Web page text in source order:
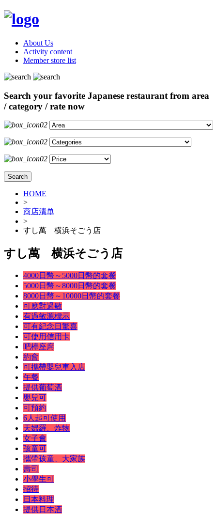
About Us
Activity content
Member store list
Search your favorite Japanese restaurant from area
/ category / rate now
Search
HOME
>
商店清单
>
すし萬 横浜そごう店
すし萬 横浜そごう店
4000日幣～5000日幣的套餐
5000日幣～8000日幣的套餐
8000日幣～10000日幣的套餐
可應對過敏
有過敏源標示
可有紀念日驚喜
可使用信用卡
吧檯座席
約會
可攜帶嬰兒車入店
午餐
提供葡萄酒
嬰兒可
可預約
6人起可使用
天婦羅、炸物
女子會
孩童可
攜帶孩童、大家族
壽司
小學生可
招待
日本料理
提供日本酒